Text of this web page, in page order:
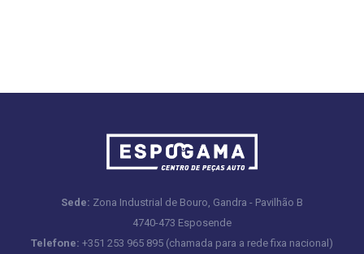
Sede: Zona Industrial de Bouro, Gandra - Pavilhão B
4740-473 Esposende
Telefone: +351 253 965 895 (chamada para a rede fixa nacional)